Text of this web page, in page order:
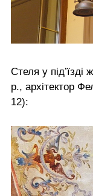
Стеля у
р., архітектор
12):